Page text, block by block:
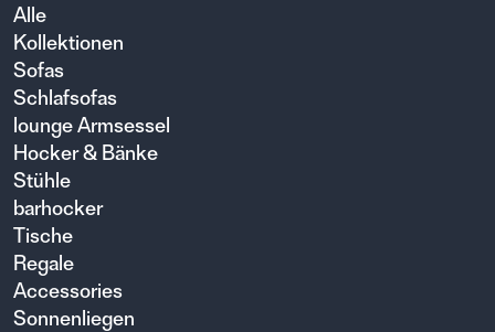
Alle
Kollektionen
Sofas
Schlafsofas
lounge Armsessel
Hocker & Bänke
Stühle
barhocker
Tische
Regale
Accessories
Sonnenliegen